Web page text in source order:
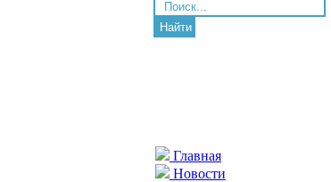
Найти
Главная
Новости